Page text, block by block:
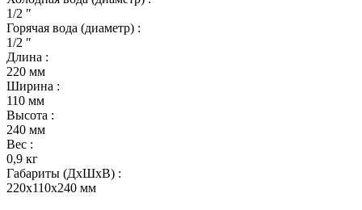
1/2 ″
Горячая вода (диаметр) :
1/2 ″
Длина :
220 мм
Ширина :
110 мм
Высота :
240 мм
Вес :
0,9 кг
Габариты (ДхШхВ) :
220x110x240 мм